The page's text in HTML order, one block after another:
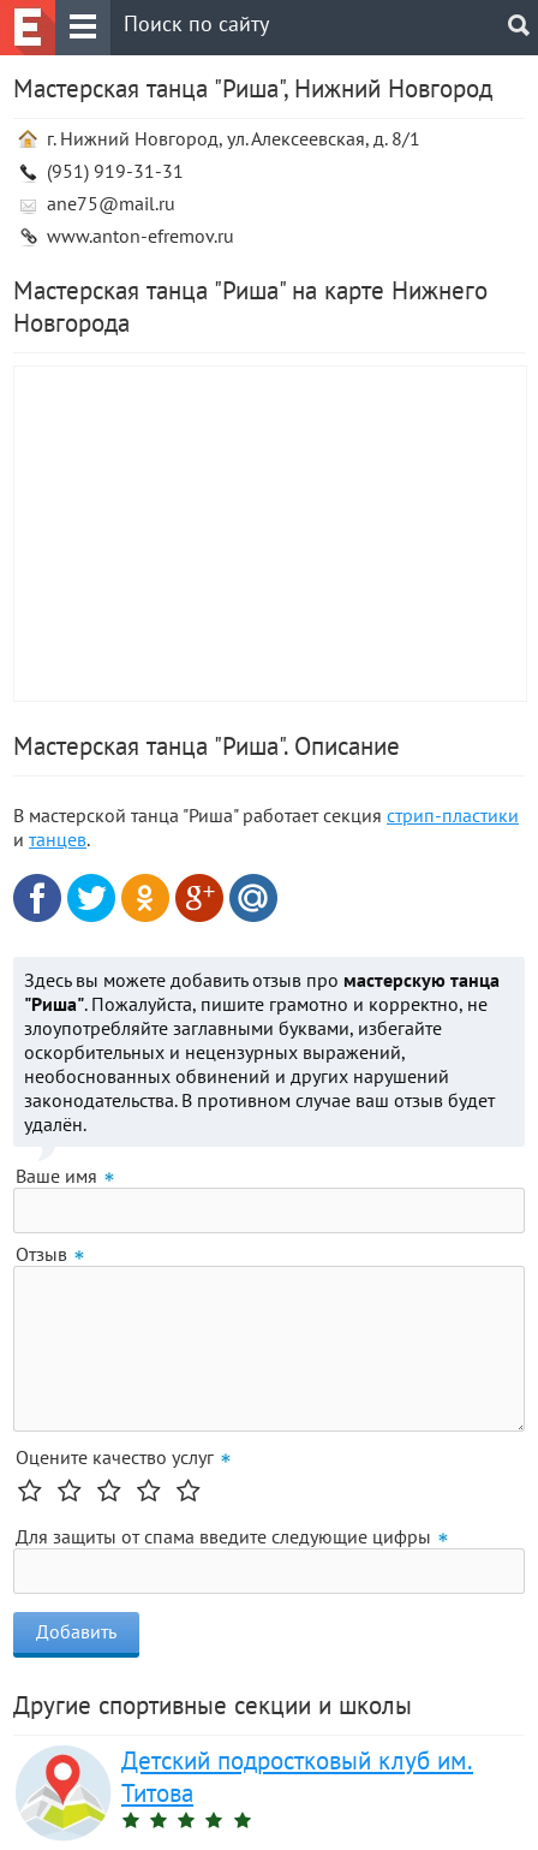
Мастерская танца "Риша", Нижний Новгород
г. Нижний Новгород, ул. Алексеевская, д. 8/1
(951) 919-31-31
ane75@mail.ru
www.anton-efremov.ru
Мастерская танца "Риша" на карте Нижнего
Новгорода
Мастерская танца "Риша". Описание
В мастерской танца "Риша" работает секция стрип-пластики
и танцев.
Здесь вы можете добавить отзыв про мастерскую танца
"Риша". Пожалуйста, пишите грамотно и корректно, не
злоупотребляйте заглавными буквами, избегайте
оскорбительных и нецензурных выражений,
необоснованных обвинений и других нарушений
законодательства. В противном случае ваш отзыв будет
удалён.
Ваше имя
Отзыв
Оцените качество услуг
Для защиты от спама введите следующие цифры
Другие спортивные секции и школы
Детский подростковый клуб им.
Титова